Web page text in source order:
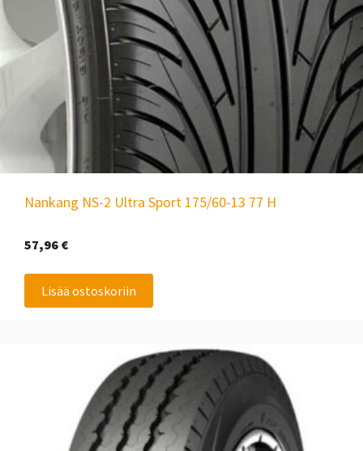
Nankang NS-2 Ultra Sport 175/60-13 77 H
57,96 €
Lisää ostoskoriin